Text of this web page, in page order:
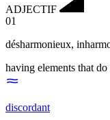
ADJECTIF
01
désharmonieux,
having elements that
discordant